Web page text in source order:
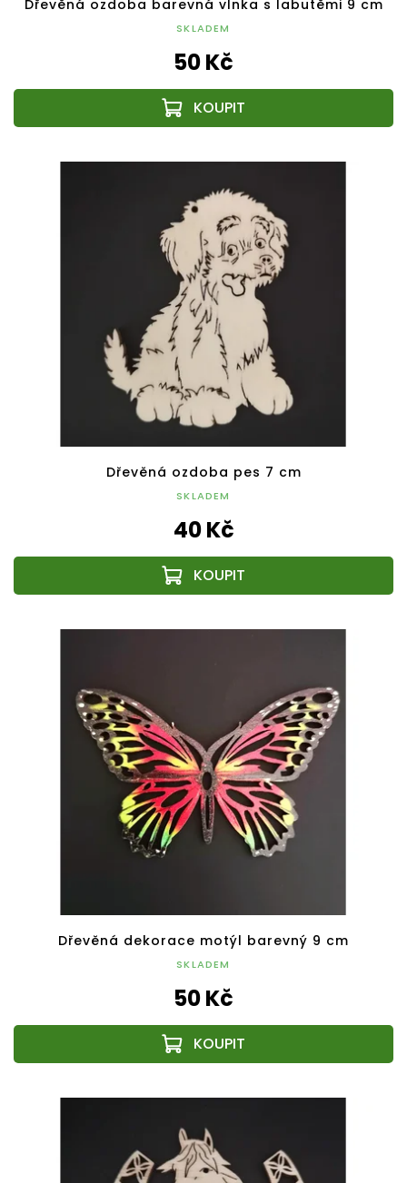
Dřevěná ozdoba barevná vlnka s labutěmi 9 cm
SKLADEM
50 Kč
Dřevěná ozdoba pes 7 cm
SKLADEM
40 Kč
Dřevěná dekorace motýl barevný 9 cm
SKLADEM
50 Kč